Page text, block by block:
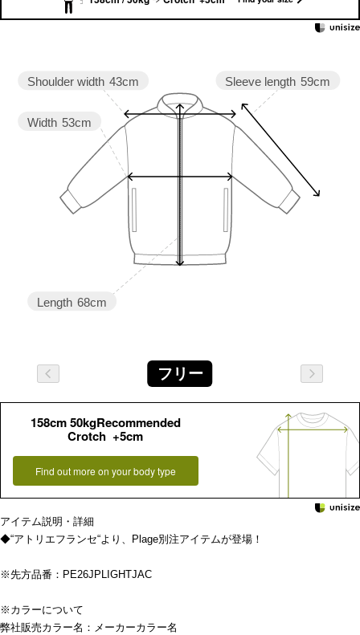
Sleeve length 59cm
Length 68cm
Width 53cm
Shoulder width 43cm
フリー
158cm 50kgRecommended
Crotch +5cm
Find out more on your body type
アイテム説明・詳細
◆“アトリエフランセ“より、Plage別注アイテムが登場！
※先方品番：PE26JPLIGHTJAC
※カラーについて
弊社販売カラー名：メーカーカラー名